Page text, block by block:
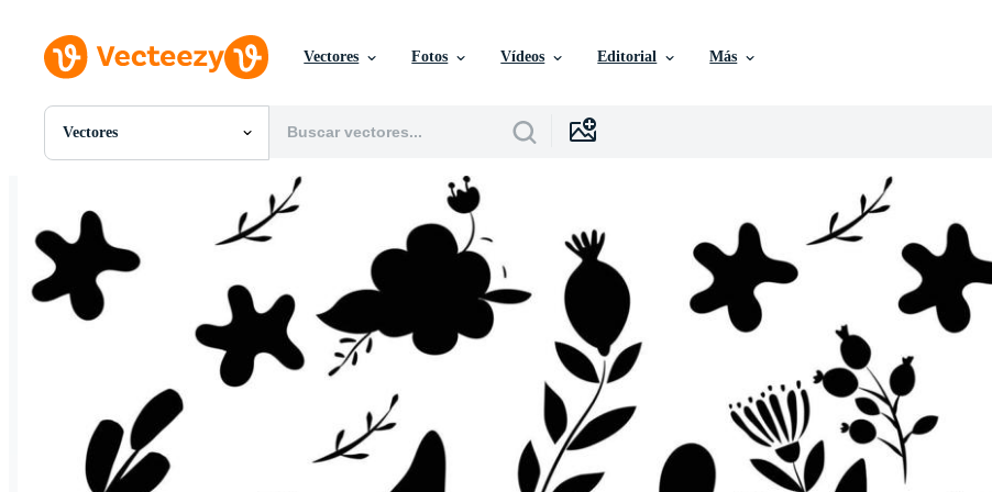
Vectores Fotos Vídeos Editorial Más
Vectores
Todas Imágenes
PNGs
PSDs
SVGs
Plantillas
Vectores
Videos
Gráficos en Movimiento
Imágenes Editoriales
Eventos Editoriales